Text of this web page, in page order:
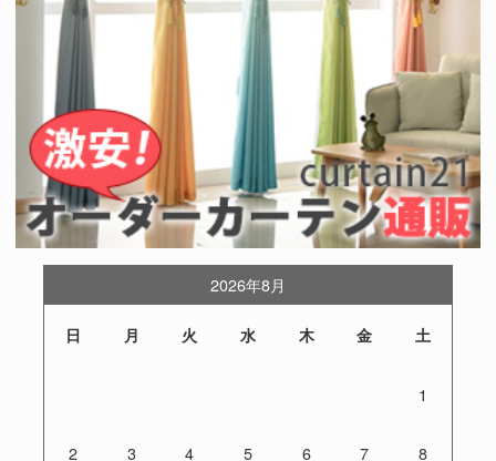
2026年8月
日 月 火 水 木 金 土
1
2 3 4 5 6 7 8